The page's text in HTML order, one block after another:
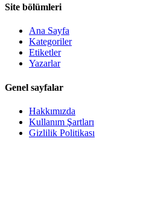
Site bölümleri
Ana Sayfa
Kategoriler
Etiketler
Yazarlar
Genel sayfalar
Hakkımızda
Kullanım Şartları
Gizlilik Politikası